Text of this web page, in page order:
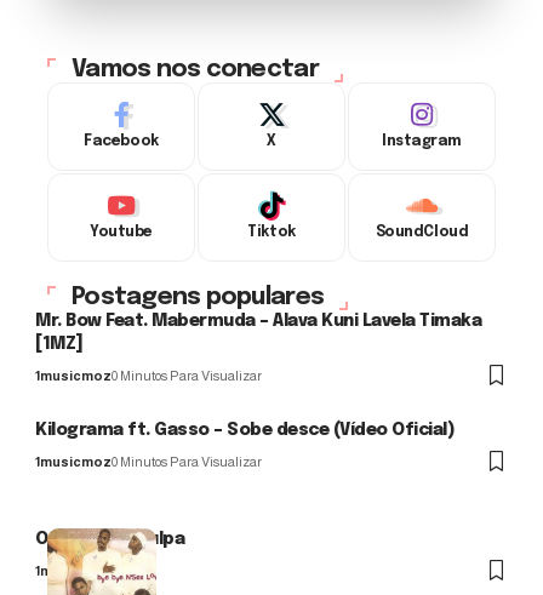
Monetizada'>
Vamos nos conectar
Facebook X Instagram
Youtube Tiktok SoundCloud
Postagens populares
Mr. Bow Feat. Mabermuda – Alava Kuni Lavela Timaka
[1MZ]
1musicmoz0 Minutos Para Visualizar
Kilograma ft. Gasso – Sobe desce (Vídeo Oficial)
1musicmoz0 Minutos Para Visualizar
O2 – Me Desculpa
1musicmoz